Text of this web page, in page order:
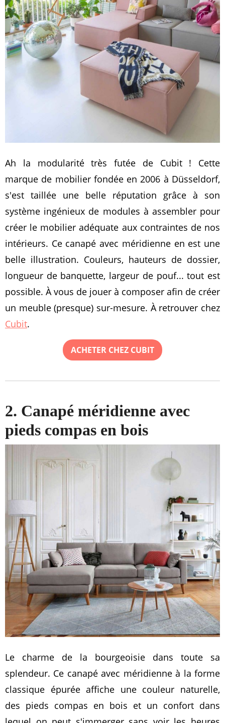
Ah la modularité très futée de Cubit ! Cette
marque de mobilier fondée en 2006 à Düsseldorf,
s'est taillée une belle réputation grâce à son
système ingénieux de modules à assembler pour
créer le mobilier adéquate aux contraintes de nos
intérieurs. Ce canapé avec méridienne en est une
belle illustration. Couleurs, hauteurs de dossier,
longueur de banquette, largeur de pouf... tout est
possible. À vous de jouer à composer afin de créer
un meuble (presque) sur-mesure. À retrouver chez
Cubit.
ACHETER CHEZ CUBIT
2. Canapé méridienne avec
pieds compas en bois
Le charme de la bourgeoisie dans toute sa
splendeur. Ce canapé avec méridienne à la forme
classique épurée affiche une couleur naturelle,
des pieds compas en bois et un confort dans